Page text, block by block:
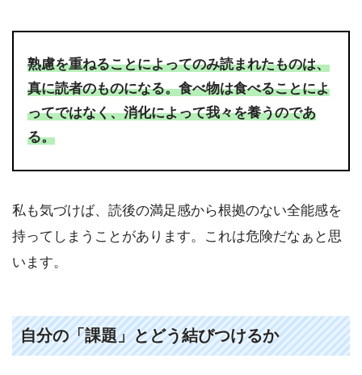
熟慮を重ねることによってのみ読まれたものは、
真に読者のものになる。食べ物は食べることによ
ってではなく、消化によって我々を養うのであ
る。
私も気づけば、読後の満足感から根拠のない全能感を
持ってしまうことがあります。これは危険だなぁと思
います。
自分の「課題」とどう結びつけるか